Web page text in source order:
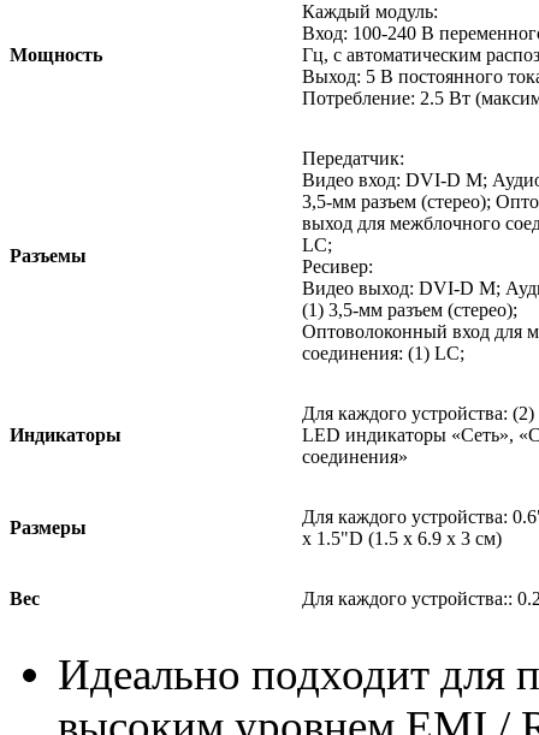
Мощность
Каждый модуль:
Вход: 100-240 В
Гц, с автоматическим
Выход: 5 В постоянного
Потребление: 2.5 Вт
Разъемы
Передатчик:
Видео вход: DVI-D M;
3,5-мм разъем (стерео);
выход для межблочного
LC;
Ресивер:
Видео выход: DVI-D M;
(1) 3,5-мм разъем (стерео);
Оптоволоконный вход для
соединения: (1) LC;
Индикаторы
Для каждого устройства:
LED индикаторы «Сеть»,
соединения»
Размеры
Для каждого устройства:
x 1.5"D (1.5 x 6.9 x 3 см)
Вес Для каждого устройства::
Идеально подходит для